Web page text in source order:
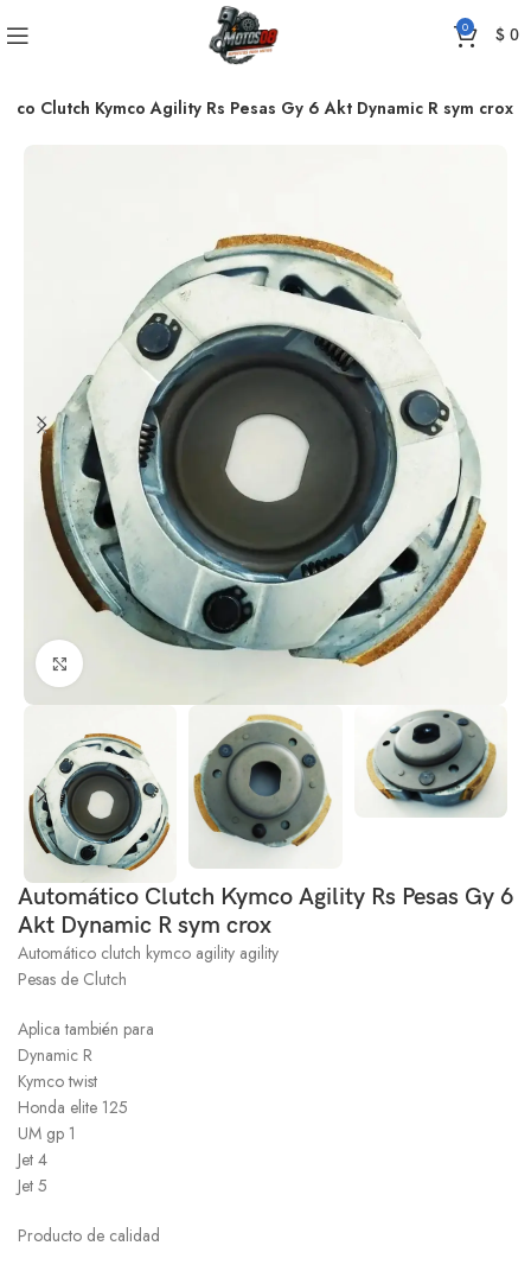
0 $0
Clutch Kymco Agility Rs Pesas Gy 6 Akt Dynamic R sym crox
Automático Clutch Kymco Agility Rs Pesas Gy 6
Akt Dynamic R sym crox
Automático clutch kymco agility agility
Pesas de Clutch
Aplica también para
Dynamic R
Kymco twist
Honda elite 125
UM gp 1
Jet 4
Jet 5
Producto de calidad